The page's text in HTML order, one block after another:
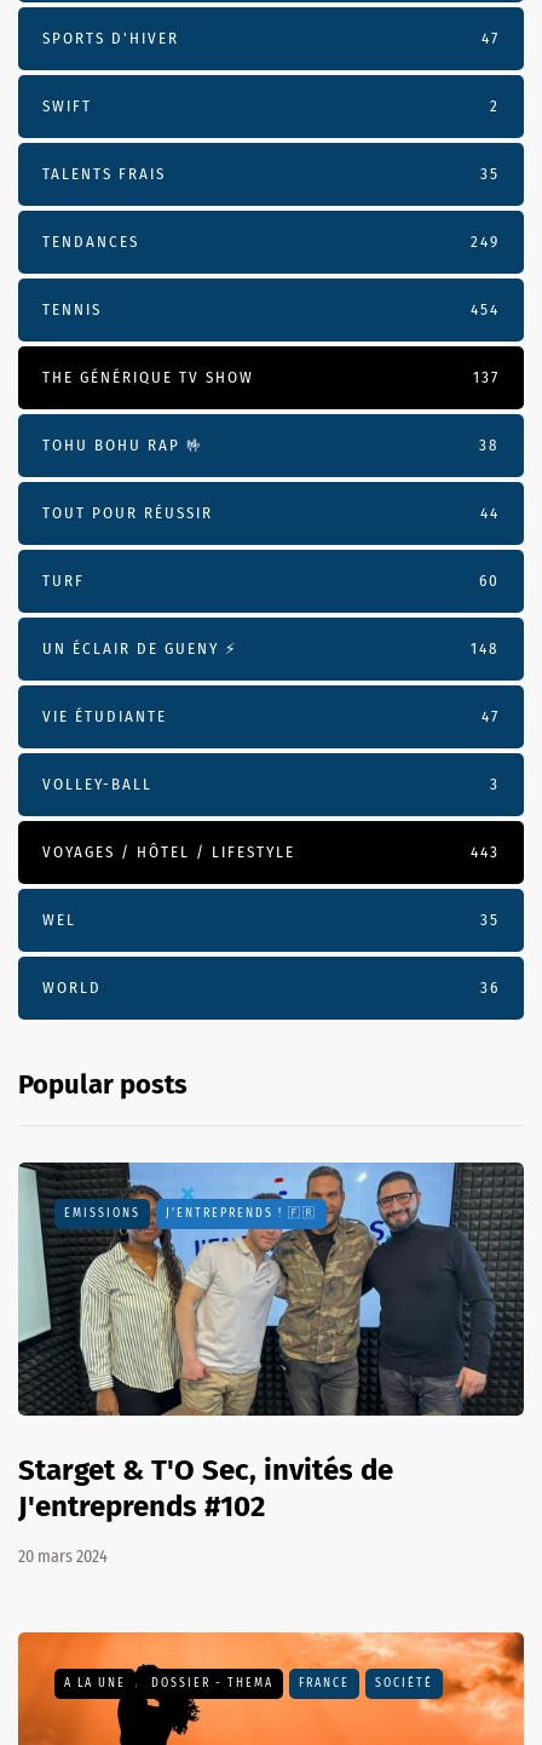
SPORTS D'HIVER 47
SWIFT 2
TALENTS FRAIS 35
TENDANCES 249
TENNIS 454
THE GÉNÉRIQUE TV SHOW 137
TOHU BOHU RAP 🤟 38
TOUT POUR RÉUSSIR 44
TURF 60
UN ÉCLAIR DE GUENY ⚡️ 148
VIE ÉTUDIANTE 47
VOLLEY-BALL 3
VOYAGES / HÔTEL / LIFESTYLE 443
WEL 35
WORLD 36
Popular posts
EMISSIONS J'ENTREPRENDS ! 🇫🇷
Starget & T'O Sec, invités de
J'entreprends #102
20 mars 2024
A LA UNE DOSSIER - THEMA FRANCE SOCIÉTÉ